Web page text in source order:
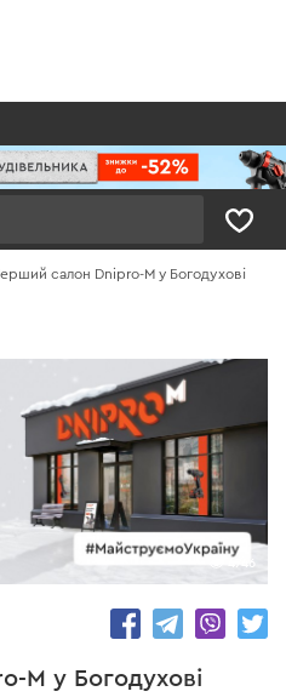
салон Dnipro-M у Богодухові
4746
M у Богодухові